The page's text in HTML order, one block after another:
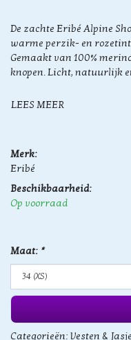
De zachte Eribé Alpine
warme perzik- en
Gemaakt van 100%
knopen. Licht, natuurlijk
LEES MEER
Merk:
Eribé
Beschikbaarheid:
Op voorraad
Maat: *
Categorieën: Vesten &